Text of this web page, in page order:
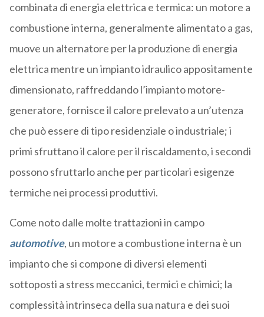
combinata di energia elettrica e termica: un motore a
combustione interna, generalmente alimentato a gas,
muove un alternatore per la produzione di energia
elettrica mentre un impianto idraulico appositamente
dimensionato, raffreddando l’impianto motore-
generatore, fornisce il calore prelevato a un’utenza
che può essere di tipo residenziale o industriale; i
primi sfruttano il calore per il riscaldamento, i secondi
possono sfruttarlo anche per particolari esigenze
termiche nei processi produttivi.
Come noto dalle molte trattazioni in campo
automotive, un motore a combustione interna è un
impianto che si compone di diversi elementi
sottoposti a stress meccanici, termici e chimici; la
complessità intrinseca della sua natura e dei suoi